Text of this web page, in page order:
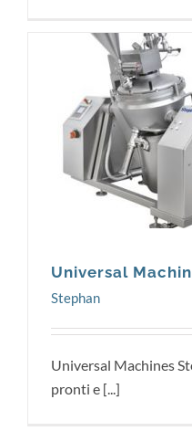
Stephan
Universal
Stephan
Universal Machines
pronti e [...]